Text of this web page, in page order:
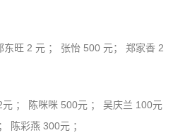
东旺 2 元 ； 张怡 500 元； 郑家香 2
； 陈咪咪 500元 ； 吴庆兰 100元
陈彩燕 300元 ；